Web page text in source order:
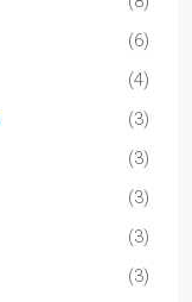
(6)
(4)
(3)
(3)
(3)
(3)
(3)